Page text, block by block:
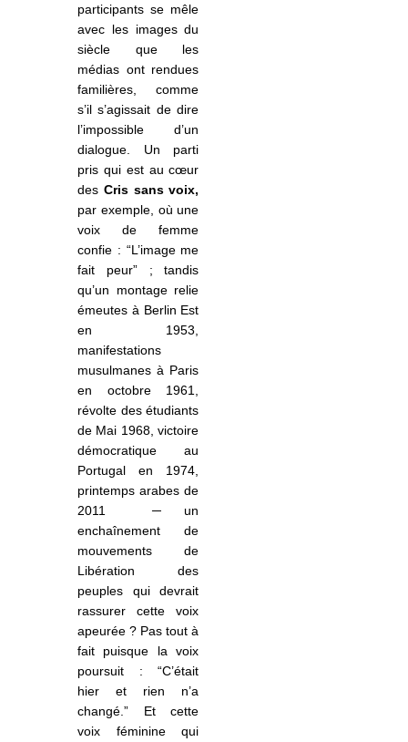
participants se mêle
avec les images du
siècle que les
médias ont rendues
familières, comme
s’il s’agissait de dire
l’impossible d’un
dialogue. Un parti
pris qui est au cœur
des Cris sans voix,
par exemple, où une
voix de femme
confie : “L’image me
fait peur” ; tandis
qu’un montage relie
émeutes à Berlin Est
en 1953,
manifestations
musulmanes à Paris
en octobre 1961,
révolte des étudiants
de Mai 1968, victoire
démocratique au
Portugal en 1974,
printemps arabes de
2011
─un
enchaînement de
mouvements de
Libération des
peuples qui devrait
rassurer cette voix
apeurée ? Pas tout à
fait puisque la voix
poursuit : “C’était
hier et rien n’a
changé.” Et cette
voix féminine qui